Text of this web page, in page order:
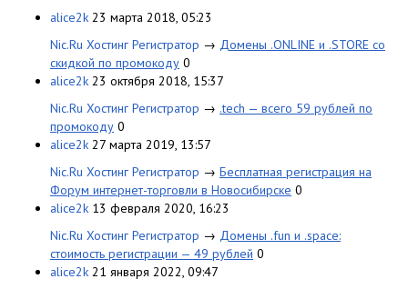
alice2k 23 марта 2018, 05:23
Nic.Ru Хостинг Регистратор → Домены .ONLINE и .STORE cо
скидкой по промокоду 0
alice2k 23 октября 2018, 15:37
Nic.Ru Хостинг Регистратор → .tech — всего 59 рублей по
промокоду 0
alice2k 27 марта 2019, 13:57
Nic.Ru Хостинг Регистратор → Бесплатная регистрация на
Форум интернет-торговли в Новосибирске 0
alice2k 13 февраля 2020, 16:23
Nic.Ru Хостинг Регистратор → Домены .fun и .space:
стоимость регистрации — 49 рублей 0
alice2k 21 января 2022, 09:47